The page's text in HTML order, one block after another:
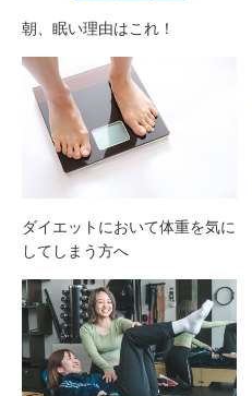
朝、眠い理由はこれ！
ダイエットにおいて体重を気に
してしまう方へ